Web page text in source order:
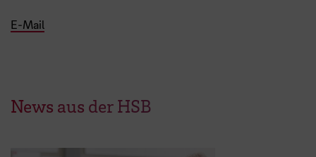
E-Mail
News aus der HSB